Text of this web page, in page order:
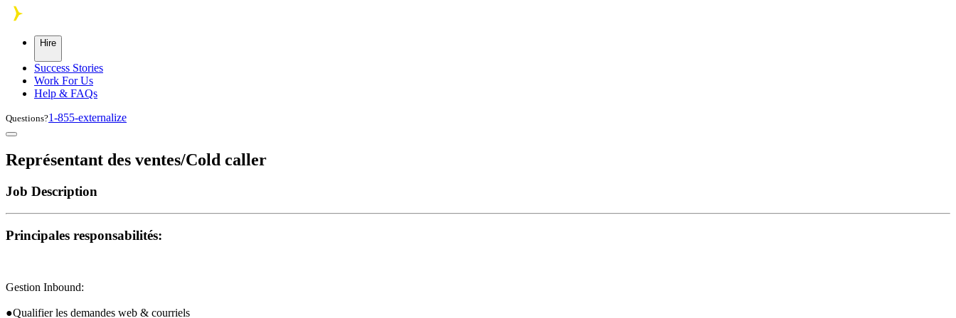
Skip to main content
Hire
Success Stories
Work For Us
Help & FAQs
Questions?1-855-externalize
Représentant des ventes/Cold caller
Job Description
Principales responsabilités:
Gestion Inbound:
●Qualifier les demandes web & courriels